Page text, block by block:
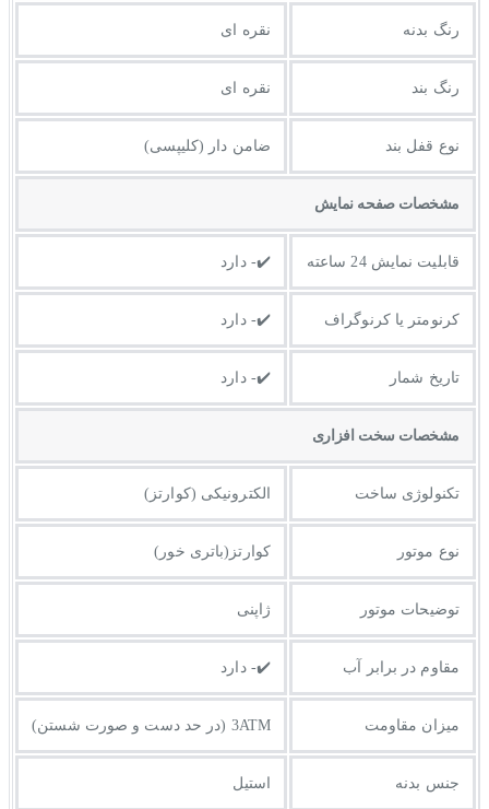
رنگ بدنه نقره ای
رنگ بند نقره ای
نوع قفل بند ضامن دار (کلیپسی)
مشخصات صفحه نمايش
قابلیت نمایش 24 ساعته ✔️- دارد
کرنومتر یا کرنوگراف ✔️- دارد
تاریخ شمار ✔️- دارد
مشخصات سخت افزاری
تکنولوژی ساخت الکترونیکی (کوارتز)
نوع موتور کوارتز(باتری خور)
توضیحات موتور ژاپنی
مقاوم در برابر آب ✔️- دارد
میزان مقاومت 3ATM (در حد دست و صورت شستن)
جنس بدنه استیل